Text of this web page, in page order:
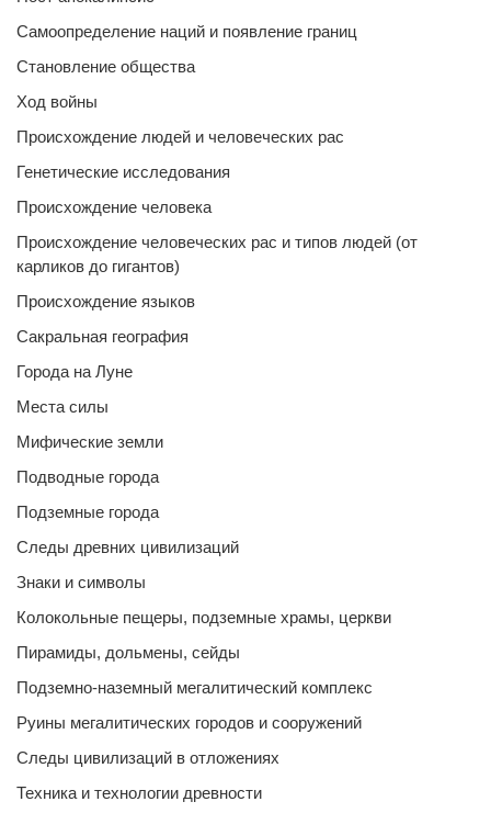
Самоопределение наций и появление границ
Становление общества
Ход войны
Происхождение людей и человеческих рас
Генетические исследования
Происхождение человека
Происхождение человеческих рас и типов людей (от
карликов до гигантов)
Происхождение языков
Сакральная география
Города на Луне
Места силы
Мифические земли
Подводные города
Подземные города
Следы древних цивилизаций
Знаки и символы
Колокольные пещеры, подземные храмы, церкви
Пирамиды, дольмены, сейды
Подземно-наземный мегалитический комплекс
Руины мегалитических городов и сооружений
Следы цивилизаций в отложениях
Техника и технологии древности